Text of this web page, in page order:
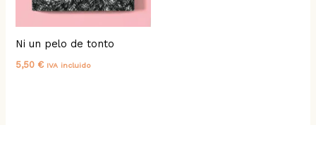
Ni un pelo de tonto
5,50 € IVA incluido